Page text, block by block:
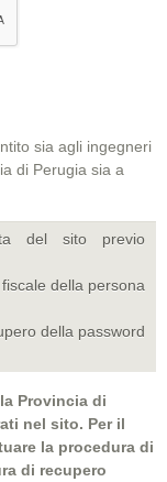
sia agli ingegneri
di Perugia sia a
del sito previo
della persona
della password
Provincia di
nel sito. Per il
la procedura di
di recupero